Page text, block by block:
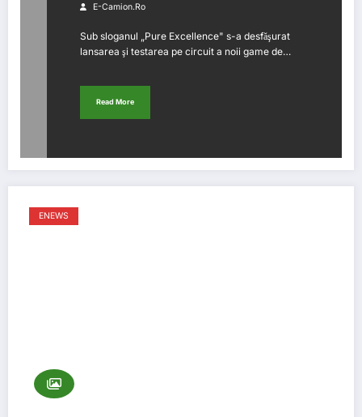
E-Camion.ro
Sub sloganul „Pure Excellence" s-a desfăşurat
lansarea şi testarea pe circuit a noii game de…
Read More
ENEWS